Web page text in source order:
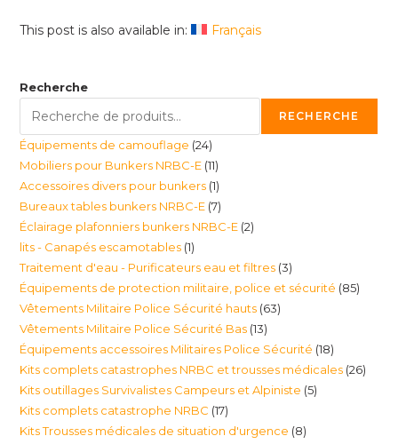
This post is also available in: Français
Recherche
RECHERCHE
Équipements de camouflage 2424
produits
Mobiliers pour Bunkers NRBC-E 1111
produits
Accessoires divers pour bunkers 11
produit
Bureaux tables bunkers NRBC-E 77
produits
Éclairage plafonniers bunkers NRBC-E 22
lits - Canapés escamotables 11
produit
Traitement d'eau - Purificateurs eau et filtres 33
produits
Équipements de protection militaire, police et sécurité 8585
Vêtements Militaire Police Sécurité hauts 6363
Vêtements Militaire Police Sécurité Bas 1313
produits
Équipements accessoires Militaires Police Sécurité 1818
produits
Kits complets catastrophes NRBC et trousses médicales 2626
Kits outillages Survivalistes Campeurs et Alpiniste 55
Kits complets catastrophe NRBC 1717
produits
Kits Trousses médicales de situation d'urgence 88